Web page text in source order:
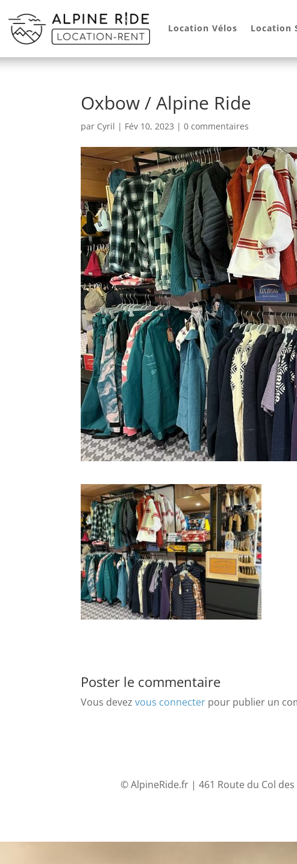
Location Vélos Location
Oxbow / Alpine Ride
par Cyril | Fév 10, 2023 |0 commentaires
Poster le commentaire
Vous devezvous connecter pour publier un
© AlpineRide.fr | 461 Route du Col des